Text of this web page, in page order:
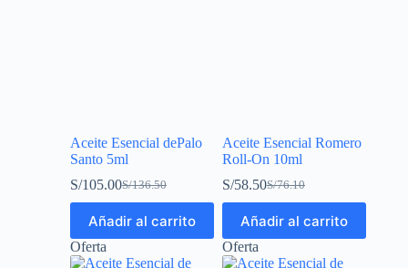
Aceite Esencial dePalo
Santo 5ml
S/136.50
S/105.00
Añadir al carrito
Aceite Esencial Romero
Roll-On 10ml
S/76.10
S/58.50
Añadir al carrito
Oferta Oferta